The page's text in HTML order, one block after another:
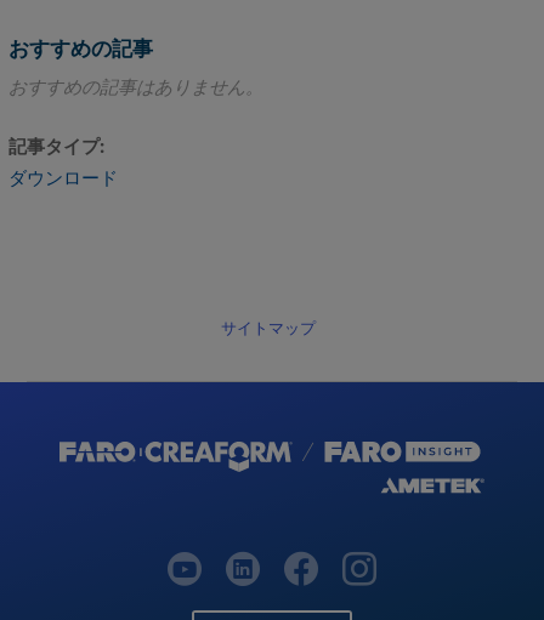
おすすめの記事
おすすめの記事はありません。
記事タイプ
ダウンロード
サイトマップ